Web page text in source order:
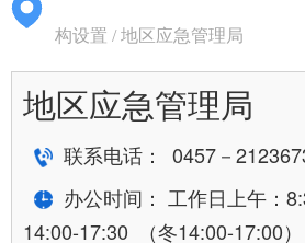
构设置 /地区应急管理局
地区应急管理局
联系电话： 0457－
办公时间： 工作日上午：
14:00-17:30 （冬14:00-17:00）